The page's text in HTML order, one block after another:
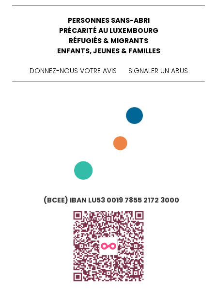
PERSONNES SANS-ABRI
PRÉCARITÉ AU LUXEMBOURG
RÉFUGIÉS & MIGRANTS
ENFANTS, JEUNES & FAMILLES
DONNEZ-NOUS VOTRE AVIS SIGNALER UN ABUS
(BCEE) IBAN LU53 0019 7855 2172 3000